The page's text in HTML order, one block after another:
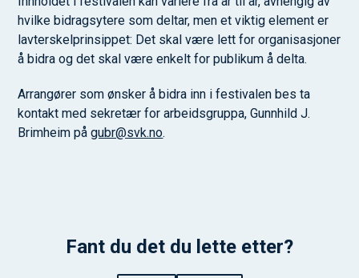
hvilke bidragsytere som deltar, men et viktig element er
lavterskelprinsippet: Det skal være lett for organisasjoner
å bidra og det skal være enkelt for publikum å delta.
Arrangører som ønsker å bidra inn i festivalen bes ta
kontakt med sekretær for arbeidsgruppa, Gunnhild J.
Brimheim pågubr@svk.no.
Fant du det du lette etter?